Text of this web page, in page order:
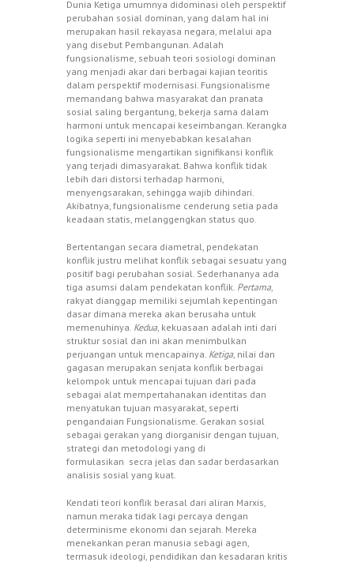
Dunia Ketiga umumnya didominasi oleh perspektif
perubahan sosial dominan, yang dalam hal ini
merupakan hasil rekayasa negara, melalui apa
yang disebut Pembangunan. Adalah
fungsionalisme, sebuah teori sosiologi dominan
yang menjadi akar dari berbagai kajian teoritis
dalam perspektif modernisasi. Fungsionalisme
memandang bahwa masyarakat dan pranata
sosial saling bergantung, bekerja sama dalam
harmoni untuk mencapai keseimbangan. Kerangka
logika seperti ini menyebabkan kesalahan
fungsionalisme mengartikan signifikansi konflik
yang terjadi dimasyarakat. Bahwa konflik tidak
lebih dari distorsi terhadap harmoni,
menyengsarakan, sehingga wajib dihindari.
Akibatnya, fungsionalisme cenderung setia pada
keadaan statis, melanggengkan status quo.
Bertentangan secara diametral, pendekatan
konflik justru melihat konflik sebagai sesuatu yang
positif bagi perubahan sosial. Sederhananya ada
tiga asumsi dalam pendekatan konflik. Pertama
rakyat dianggap memiliki sejumlah kepentingan
dasar dimana mereka akan berusaha untuk
memenuhinya. Kedua , kekuasaan adalah inti dari
struktur sosial dan ini akan menimbulkan
perjuangan untuk mencapainya. Ketiga , nilai dan
gagasan merupakan senjata konflik berbagai
kelompok untuk mencapai tujuan dari pada
sebagai alat mempertahanakan identitas dan
menyatukan tujuan masyarakat, seperti
pengandaian Fungsionalisme. Gerakan sosial
sebagai gerakan yang diorganisir dengan tujuan,
strategi dan metodologi yang di
formulasikan secra jelas dan sadar berdasarkan
analisis sosial yang kuat.
Kendati teori konflik berasal dari aliran Marxis,
namun meraka tidak lagi percaya dengan
determinisme ekonomi dan sejarah. Mereka
menekankan peran manusia sebagi agen,
termasuk ideologi, pendidikan dan kesadaran kritis